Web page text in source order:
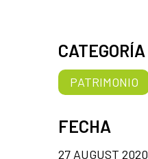
CATEGORÍA
PATRIMONIO
FECHA
27 AUGUST 2020